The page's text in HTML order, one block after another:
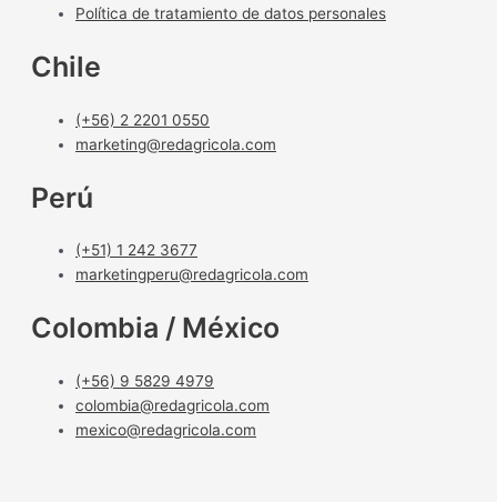
Política de tratamiento de datos personales
Chile
(+56) 2 2201 0550
marketing@redagricola.com
Perú
(+51) 1 242 3677
marketingperu@redagricola.com
Colombia / México
(+56) 9 5829 4979
colombia@redagricola.com
mexico@redagricola.com